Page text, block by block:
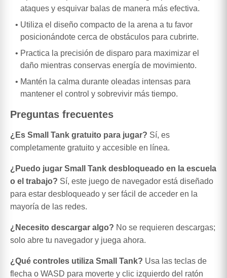
ataques y esquivar balas de manera más efectiva.
Utiliza el diseño compacto de la arena a tu favor
posicionándote cerca de obstáculos para cubrirte.
Practica la precisión de disparo para maximizar el
daño mientras conservas energía de movimiento.
Mantén la calma durante oleadas intensas para
mantener el control y sobrevivir más tiempo.
Preguntas frecuentes
¿Es Small Tank gratuito para jugar? Sí, es
completamente gratuito y accesible en línea.
¿Puedo jugar Small Tank desbloqueado en la escuela
o el trabajo? Sí, este juego de navegador está diseñado
para estar desbloqueado y ser fácil de acceder en la
mayoría de las redes.
¿Necesito descargar algo? No se requieren descargas;
solo abre tu navegador y juega ahora.
¿Qué controles utiliza Small Tank? Usa las teclas de
flecha o WASD para moverte y clic izquierdo del ratón